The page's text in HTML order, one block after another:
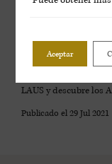
mismo?Descubre
preparado para que
no puedes esperar,
LAUS y descubre los
Publicado el29 Jul 2021
Aceptar